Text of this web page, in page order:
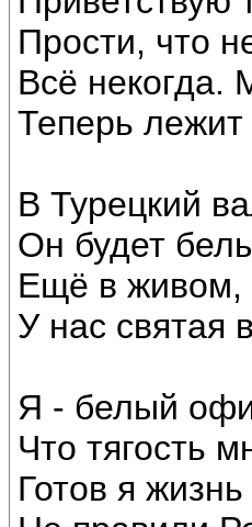
Прости, что
Всё некогда.
Теперь
В Турецкий
Он будет
Ещё в живом,
У нас святая
Я - белый
Что тягость
Готов я